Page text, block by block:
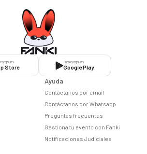
en
Store
Descargá en
Google Play
Ayuda
Contáctanos por email
Contáctanos por Whatsapp
Preguntas frecuentes
Gestiona tu evento con Fanki
Notificaciones Judiciales